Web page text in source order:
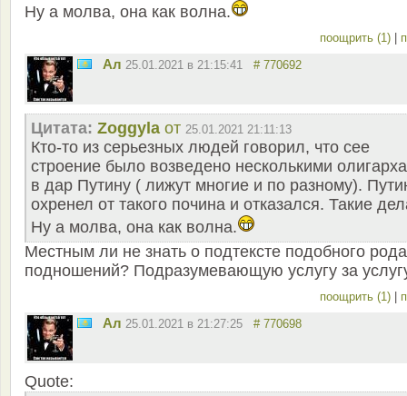
Ну а молва, она как волна.
поощрить (1)
Ал 25.01.2021 в 21:15:41 # 770692
Цитата: Zoggyla от 25.01.2021 21:11:13
Кто-то из серьезных людей говорил, что сее
строение было возведено несколькими
в дар Путину ( лижут многие и по разному).
охренел от такого почина и отказался. Такие
Ну а молва, она как волна.
Местным ли не знать о подтексте подобного рода
подношений? Подразумевающую услугу за
поощрить (1)
Ал 25.01.2021 в 21:27:25 # 770698
Quote: